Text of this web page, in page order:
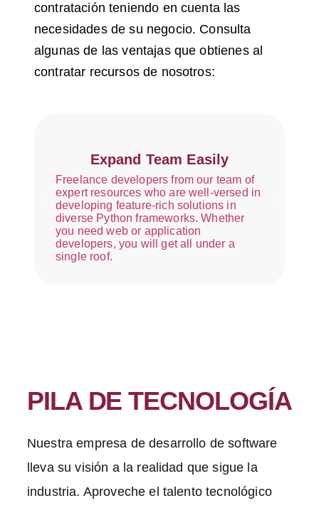
contratación teniendo en cuenta las
necesidades de su negocio. Consulta
algunas de las ventajas que obtienes al
contratar recursos de nosotros:
Expand Team Easily
Freelance developers from our team of
expert resources who are well-versed in
developing feature-rich solutions in
diverse Python frameworks. Whether
you need web or application
developers, you will get all under a
single roof.
PILA DE TECNOLOGÍA
Nuestra empresa de desarrollo de software
lleva su visión a la realidad que sigue la
industria. Aproveche el talento tecnológico